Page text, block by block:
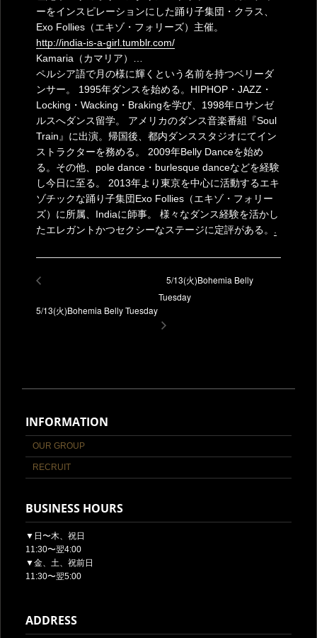
ーをインスピレーションにした踊り子集団・クラス、
Exo Follies（エキゾ・フォリーズ）主催。
http://india-is-a-girl.tumblr.com/
Kamaria（カマリア）…
ペルシア語で月の様に輝くという名前を持つベリーダ
ンサー。 1995年ダンスを始める。HIPHOP・JAZZ・
Locking・Wacking・Brakingを学び、1998年ロサンゼ
ルスへダンス留学。 アメリカのダンス音楽番組『Soul
Train』に出演。帰国後、都内ダンススタジオにてイン
ストラクターを務める。 2009年Belly Danceを始め
る。その他、pole dance・burlesque danceなどを経験
し今日に至る。 2013年より東京を中心に活動するエキ
ゾチックな踊り子集団Exo Follies（エキゾ・フォリー
ズ）に所属、Indiaに師事。 様々なダンス経験を活かし
たエレガントかつセクシーなステージに定評がある。
5/13(火)Bohemia Belly Tuesday
5/13(火)Bohemia Belly
Tuesday
INFORMATION
OUR GROUP
RECRUIT
BUSINESS HOURS
▼日〜木、祝日
11:30〜翌4:00
▼金、土、祝前日
11:30〜翌5:00
ADDRESS